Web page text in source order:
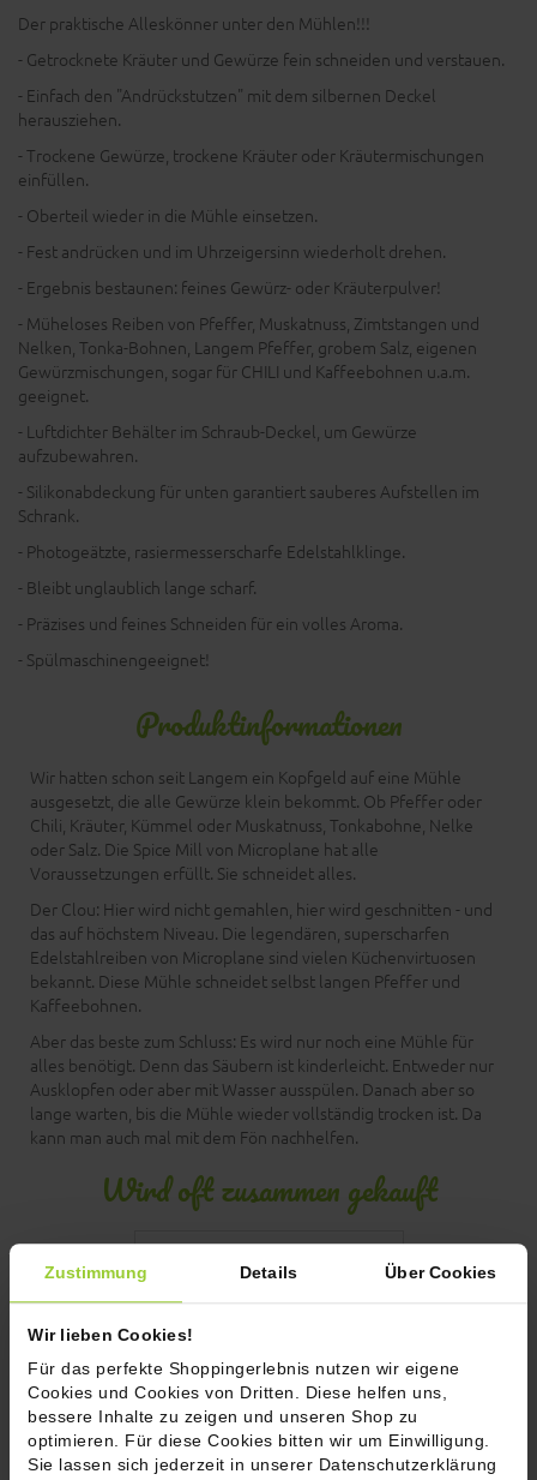
Zustimmung Details Über Cookies
Wir lieben Cookies!
Für das perfekte Shoppingerlebnis nutzen wir eigene
Cookies und Cookies von Dritten. Diese helfen uns,
bessere Inhalte zu zeigen und unseren Shop zu
optimieren. Für diese Cookies bitten wir um Einwilligung.
Sie lassen sich jederzeit in unserer Datenschutzerklärung
Der praktische Alleskönner unter den Mühlen!!!
- Getrocknete Kräuter und Gewürze fein schneiden und verstauen.
- Einfach den "Andrückstutzen" mit dem silbernen Deckel
herausziehen.
- Trockene Gewürze, trockene Kräuter oder Kräutermischungen
einfüllen.
- Oberteil wieder in die Mühle einsetzen.
- Fest andrücken und im Uhrzeigersinn wiederholt drehen.
- Ergebnis bestaunen: feines Gewürz- oder Kräuterpulver!
- Müheloses Reiben von Pfeffer, Muskatnuss, Zimtstangen und
Nelken, Tonka-Bohnen, Langem Pfeffer, grobem Salz, eigenen
Gewürzmischungen, sogar für CHILI und Kaffeebohnen u.a.m.
geeignet.
- Luftdichter Behälter im Schraub-Deckel, um Gewürze
aufzubewahren.
- Silikonabdeckung für unten garantiert sauberes Aufstellen im
Schrank.
- Photogeätzte, rasiermesserscharfe Edelstahlklinge.
- Bleibt unglaublich lange scharf.
- Präzises und feines Schneiden für ein volles Aroma.
- Spülmaschinengeeignet!
Produktinformationen
Wir hatten schon seit Langem ein Kopfgeld auf eine Mühle
ausgesetzt, die alle Gewürze klein bekommt. Ob Pfeffer oder
Chili, Kräuter, Kümmel oder Muskatnuss, Tonkabohne, Nelke
oder Salz. Die Spice Mill von Microplane hat alle
Voraussetzungen erfüllt. Sie schneidet alles.
Der Clou: Hier wird nicht gemahlen, hier wird geschnitten - und
das auf höchstem Niveau. Die legendären, superscharfen
Edelstahlreiben von Microplane sind vielen Küchenvirtuosen
bekannt. Diese Mühle schneidet selbst langen Pfeffer und
Kaffeebohnen.
Aber das beste zum Schluss: Es wird nur noch eine Mühle für
alles benötigt. Denn das Säubern ist kinderleicht. Entweder nur
Ausklopfen oder aber mit Wasser ausspülen. Danach aber so
lange warten, bis die Mühle wieder vollständig trocken ist. Da
kann man auch mal mit dem Fön nachhelfen.
Wird oft zusammen gekauft